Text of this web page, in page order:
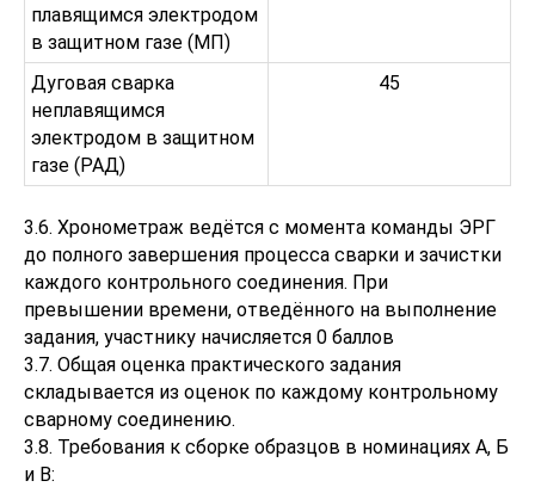
плавящимся электродом
в защитном газе (МП)
Дуговая сварка
неплавящимся
электродом в защитном
газе (РАД)
45
3.6. Хронометраж ведётся с момента команды ЭРГ
до полного завершения процесса сварки и зачистки
каждого контрольного соединения. При
превышении времени, отведённого на выполнение
задания, участнику начисляется 0 баллов
3.7. Общая оценка практического задания
складывается из оценок по каждому контрольному
сварному соединению.
3.8. Требования к сборке образцов в номинациях А, Б
и В: